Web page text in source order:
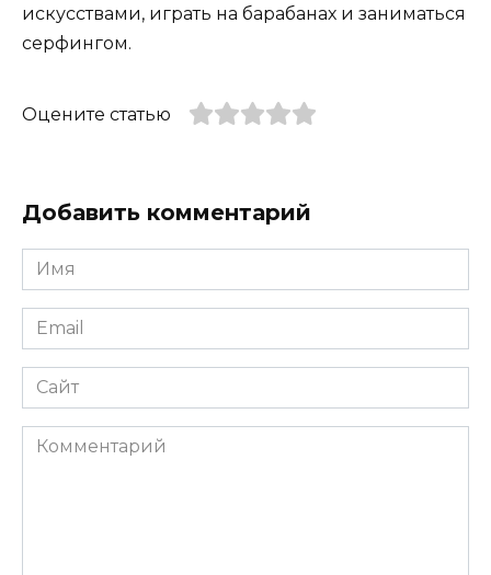
искусствами, играть на барабанах и заниматься
серфингом.
Оцените статью
Добавить комментарий
Имя
*
Email
*
Сайт
Комментарий